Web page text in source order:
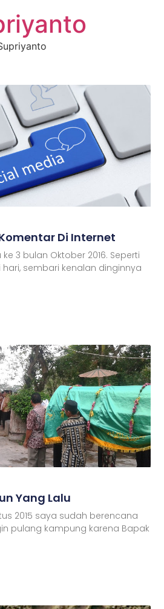
Di Internet
3 bulan Oktober 2016. Seperti
sembari kenalan dinginnya
Yang Lalu
2015 saya sudah berencana
pulang kampung karena Bapak